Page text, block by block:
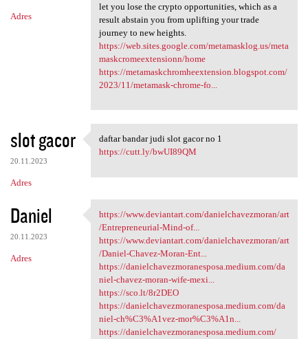
Adres
let you lose the crypto opportunities, which as a
result abstain you from uplifting your trade
journey to new heights.
https://web.sites.google.com/metamasklog.us/meta
maskcromeextensionn/home
https://metamaskchromheextension.blogspot.com/
2023/11/metamask-chrome-fo...
slot gacor
20.11.2023
Adres
daftar bandar judi slot gacor
daftar bandar judi slot gacor no 1
https://cutt.ly/bwUI89QM
Daniel
20.11.2023
Adres
https://www.deviantart.com
https://www.deviantart.com/danielchavezmoran/art
/Entrepreneurial-Mind-of...
https://www.deviantart.com/danielchavezmoran/art
/Daniel-Chavez-Moran-Ent...
https://danielchavezmoranesposa.medium.com/da
niel-chavez-moran-wife-mexi...
https://sco.lt/8r2DEO
https://danielchavezmoranesposa.medium.com/da
niel-ch%C3%A1vez-mor%C3%A1n...
https://danielchavezmoranesposa.medium.com/